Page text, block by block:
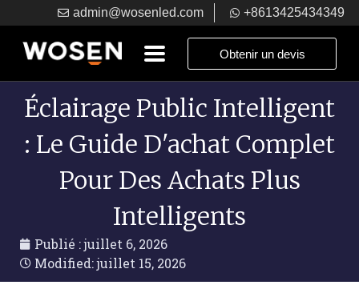
admin@wosenled.com +8613425434349
Obtenir un devis
Éclairage Public Intelligent
: Le Guide D'achat Complet
Pour Des Achats Plus
Intelligents
Publié :juillet 6, 2026
Modified: juillet 15, 2026